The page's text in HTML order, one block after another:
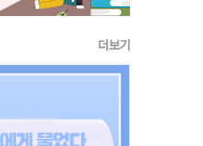
더보기